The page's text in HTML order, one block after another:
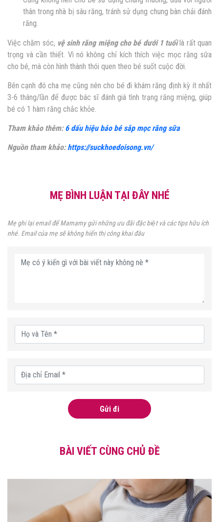
thân trong nhà bị sâu răng, tránh sử dụng chung bàn chải đánh
răng.
Việc chăm sóc, vệ sinh răng miệng cho bé dưới 1 tuổilà rất quan
trọng và cần thiết. Vì nó không chỉ kích thích việc mọc răng sữa
cho bé, mà còn hình thành thói quen theo bé suốt cuộc đời.
Bên cạnh đó cha mẹ cũng nên cho bé đi khám răng định kỳ ít nhất
3-6 tháng/lần để được bác sĩ đánh giá tình trạng răng miệng, giúp
bé có 1 hàm răng chắc khỏe.
Tham khảo thêm:6 dấu hiệu báo bé sắp mọc răng sữa
Nguồn tham khảo:https://suckhoedoisong.vn/
MẸ BÌNH LUẬN TẠI ĐÂY NHÉ
Mẹ ghi lại email để Mamamy gửi những ưu đãi đặc biệt và các tips hữu ích
nhé. Email của mẹ sẽ không hiển thị công khai đâu
Gửi đi
BÀI VIẾT CÙNG CHỦ ĐỀ